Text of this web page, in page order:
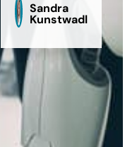
Sandra
Kunstwadl